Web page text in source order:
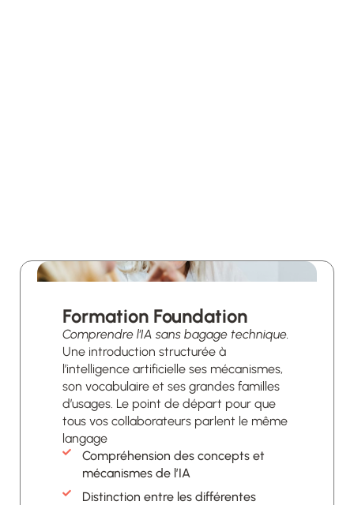
Formation Foundation
Comprendre l’IA sans bagage technique.
Une introduction structurée à
l’intelligence artificielle ses mécanismes,
son vocabulaire et ses grandes familles
d’usages. Le point de départ pour que
tous vos collaborateurs parlent le même
langage
Compréhension des concepts et
mécanismes de l’IA
Distinction entre les différentes